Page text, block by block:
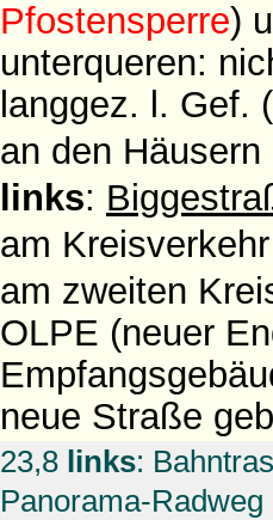
Pfostensperre)
unterqueren:
langgez. l. Gef.
an den Häusern
links:
am
am zweiten
OLPE (neuer
neue Straße
23,8 links:
Panorama-Radweg